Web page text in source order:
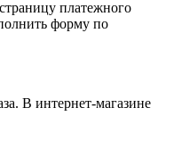
платежного
форму по
В интернет-магазине